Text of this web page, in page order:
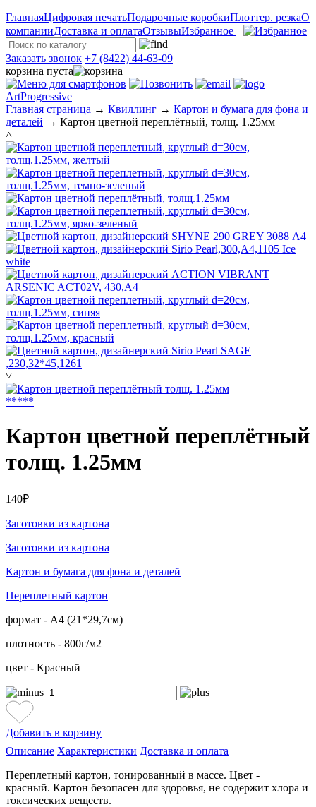
ГлавнаяЦифровая печатьПодарочные коробкиПлоттер. резкаО
компанииДоставка и оплатаОтзывыИзбранное
Заказать звонок +7 (8422) 44-63-09
корзина пуста
ArtProgressive
Главная страница → Квиллинг → Картон и бумага для фона и
деталей → Картон цветной переплётный, толщ. 1.25мм
˄
˅
*****
Картон цветной переплётный
толщ. 1.25мм
140₽
Заготовки из картона
Заготовки из картона
Картон и бумага для фона и деталей
Переплетный картон
формат - А4 (21*29,7см)
плотность - 800г/м2
цвет - Красный
Добавить в корзину
Описание Характеристики Доставка и оплата
Переплетный картон, тонированный в массе. Цвет -
красный. Картон безопасен для здоровья, не содержит хлора и
токсических веществ.